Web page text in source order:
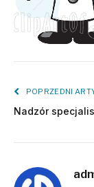
POPRZEDNI
Nadzór